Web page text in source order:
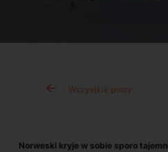
Wszystkie posty
Norweski kryje w sobie sporo